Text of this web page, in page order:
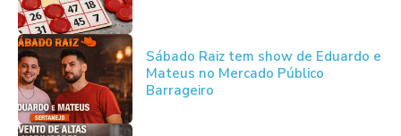
Sábado Raiz tem show de Eduardo e
Mateus no Mercado Público
Barrageiro